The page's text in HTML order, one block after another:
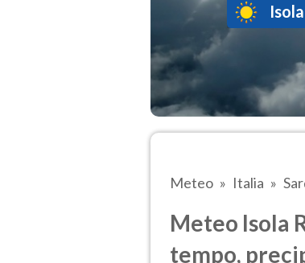
Meteo Italia
Meteo Isola
tempo,